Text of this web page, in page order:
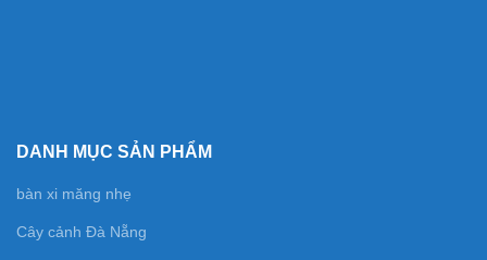
DANH MỤC SẢN PHẨM
bàn xi măng nhẹ
Cây cảnh Đà Nẵng